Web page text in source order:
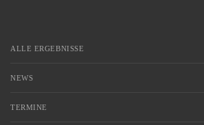
ALLE ERGEBNISSE
NEWS
TERMINE